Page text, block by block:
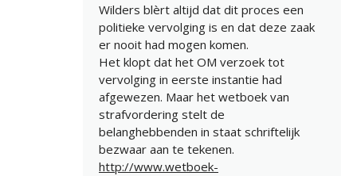
Wilders blèrt altijd dat dit proces een
politieke vervolging is en dat deze zaak
er nooit had mogen komen.
Het klopt dat het OM verzoek tot
vervolging in eerste instantie had
afgewezen. Maar het wetboek van
strafvordering stelt de
belanghebbenden in staat schriftelijk
bezwaar aan te tekenen.
http://www.wetboek-